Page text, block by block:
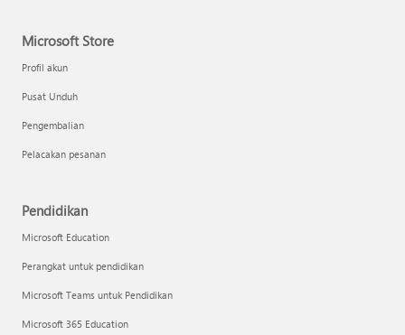
Microsoft Store
Profil akun
Pusat Unduh
Pengembalian
Pelacakan pesanan
Pendidikan
Microsoft Education
Perangkat untuk pendidikan
Microsoft Teams untuk Pendidikan
Microsoft 365 Education